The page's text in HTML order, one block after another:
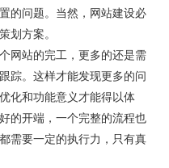
的问题。当然，网站建设必
划方案。
网站的完工，更多的还是需
踪。这样才能发现更多的问
化和功能意义才能得以体
的开端，一个完整的流程也
需要一定的执行力，只有真